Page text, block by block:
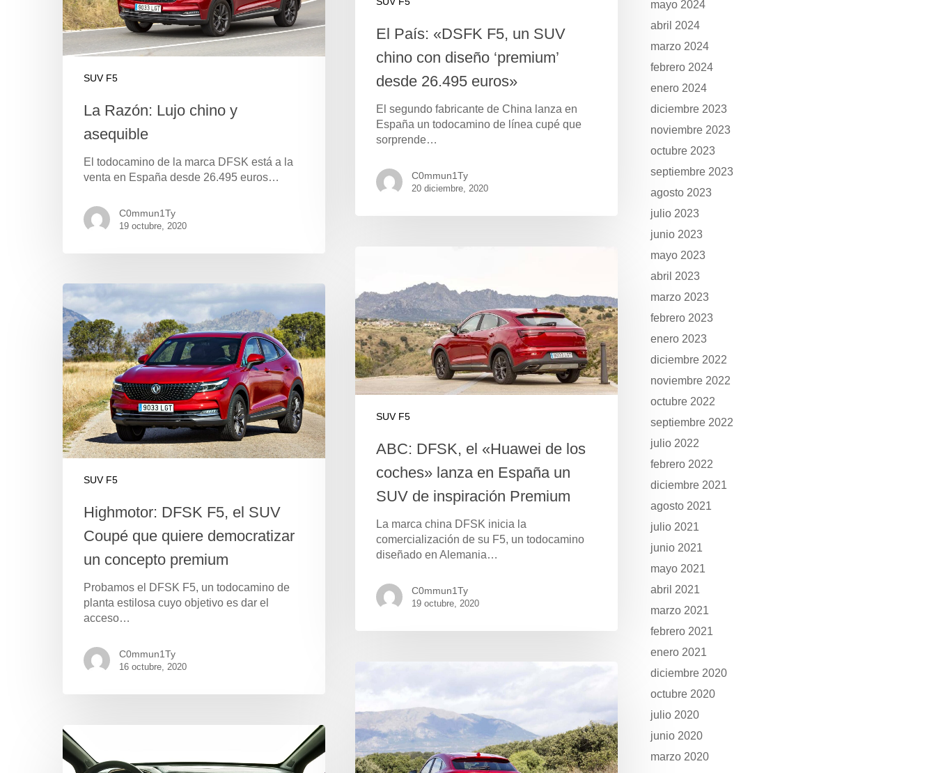
El País: «DSFK F5, un SUV
chino con diseño ‘premium’
desde 26.495 euros»
El segundo fabricante de China lanza en
España un todocamino de línea cupé que
sorprende…
C0mmun1Ty
20 diciembre, 2020
SUV F5
La Razón: Lujo chino y
asequible
El todocamino de la marca DFSK está a la
venta en España desde 26.495 euros…
C0mmun1Ty
19 octubre, 2020
SUV F5
ABC: DFSK, el «Huawei de los
coches» lanza en España un
SUV de inspiración Premium
La marca china DFSK inicia la
comercialización de su F5, un todocamino
diseñado en Alemania…
C0mmun1Ty
19 octubre, 2020
SUV F5
Highmotor: DFSK F5, el SUV
Coupé que quiere democratizar
un concepto premium
Probamos el DFSK F5, un todocamino de
planta estilosa cuyo objetivo es dar el
acceso…
C0mmun1Ty
16 octubre, 2020
mayo 2024
abril 2024
marzo 2024
febrero 2024
enero 2024
diciembre 2023
noviembre 2023
octubre 2023
septiembre 2023
agosto 2023
julio 2023
junio 2023
mayo 2023
abril 2023
marzo 2023
febrero 2023
enero 2023
diciembre 2022
noviembre 2022
octubre 2022
septiembre 2022
julio 2022
febrero 2022
diciembre 2021
agosto 2021
julio 2021
junio 2021
mayo 2021
abril 2021
marzo 2021
febrero 2021
enero 2021
diciembre 2020
octubre 2020
julio 2020
junio 2020
marzo 2020